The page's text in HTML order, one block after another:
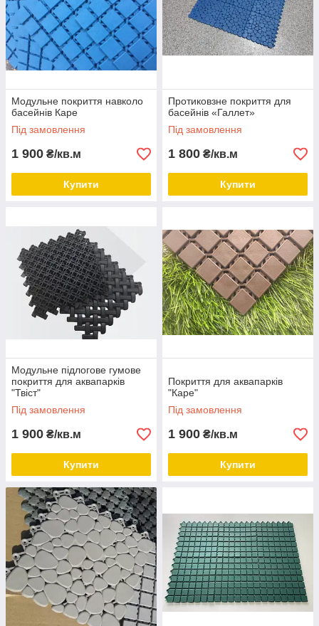
Модульне покриття навколо
басейнів Каре
Під замовлення
1 900 ₴/кв.м
Купити
Протиковзне покриття для
басейнів «Галлет»
Під замовлення
1 800 ₴/кв.м
Купити
Модульне підлогове гумове
покриття для аквапарків
"Твіст"
Під замовлення
1 900 ₴/кв.м
Купити
Покриття для аквапарків
"Каре"
Під замовлення
1 900 ₴/кв.м
Купити